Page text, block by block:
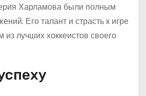
Харламова были полным
Его талант и страсть к игре
из лучших хоккеистов своего